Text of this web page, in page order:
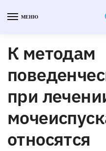
МЕНЮ
К методам
при
относятся